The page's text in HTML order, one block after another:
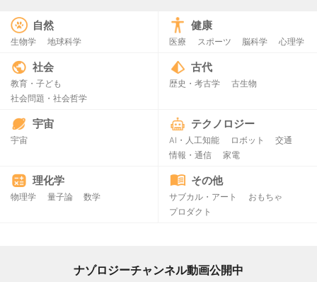
自然
生物学 地球科学
健康
医療 スポーツ 脳科学 心理学
社会
教育・子ども
社会問題・社会哲学
古代
歴史・考古学 古生物
宇宙
宇宙
テクノロジー
AI・人工知能 ロボット
交通
情報・通信
家電
理化学
物理学 量子論 数学
その他
サブカル・アート
おもちゃ
プロダクト
ナゾロジーチャンネル動画公開中